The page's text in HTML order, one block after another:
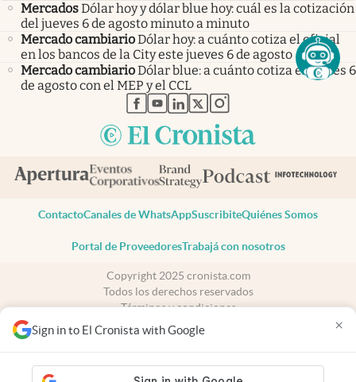
Sign in to El Cronista with Google ×
MercadosDólar hoy y dólar blue hoy: cuál es la cotización
del jueves 6 de agosto minuto a minuto
Mercado cambiarioDólar hoy: a cuánto cotiza el oficial
en los bancos de la City este jueves 6 de agosto
Mercado cambiarioDólar blue: a cuánto cotiza el jueves 6
de agosto con el MEP y el CCL
abre en nueva pestaña
abre en nueva pestaña
abre en nueva pestaña
abre en nueva pestaña
abre en nueva pestaña
ContactoCanales de WhatsAppSuscribiteQuiénes Somos
Portal de ProveedoresTrabajá con nosotros
Copyright 2025 cronista.com
Todos los derechos reservados
Términos y condiciones
Privacidad
Consentimiento